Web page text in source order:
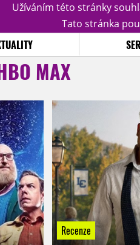
Užíváním této stránky
Tato stránka
MAX
Recenze